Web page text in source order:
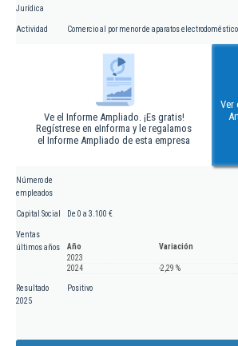
Jurídica
Actividad Comercio al por menor de aparatos
Ve el Informe Ampliado. ¡Es gratis!
Regístrese en eInforma y le regalamos
el Informe Ampliado de esta empresa
Ver
Número de
empleados
Capital Social De 0 a 3.100 €
Ventas
últimos años
Año
Variación
2023
2024
-2,29 %
Resultado
2025
Positivo